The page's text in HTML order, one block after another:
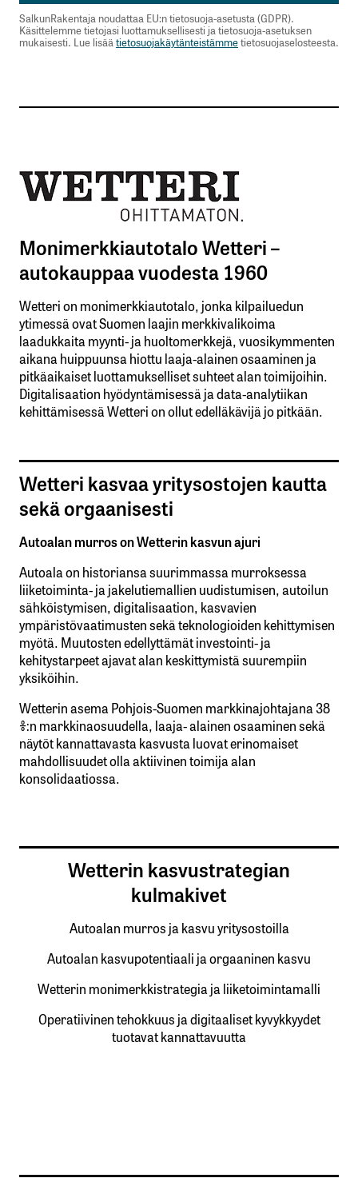
SalkunRakentaja noudattaa EU:n tietosuoja-asetusta (GDPR).
Käsittelemme tietojasi luottamuksellisesti ja tietosuoja-asetuksen
mukaisesti. Lue lisäätietosuojakäytänteistämmetietosuojaselosteesta.
Monimerkkiautotalo Wetteri –
autokauppaa vuodesta 1960
Wetteri on monimerkkiautotalo, jonka kilpailuedun
ytimessä ovat Suomen laajin merkkivalikoima
laadukkaita myynti- ja huoltomerkkejä, vuosikymmenten
aikana huippuunsa hiottu laaja-alainen osaaminen ja
pitkäaikaiset luottamukselliset suhteet alan toimijoihin.
Digitalisaation hyödyntämisessä ja data-analytiikan
kehittämisessä Wetteri on ollut edelläkävijä jo pitkään.
Wetteri kasvaa yritysostojen kautta
sekä orgaanisesti
Autoalan murros on Wetterin kasvun ajuri
Autoala on historiansa suurimmassa murroksessa
liiketoiminta- ja jakelutiemallien uudistumisen, autoilun
sähköistymisen, digitalisaation, kasvavien
ympäristövaatimusten sekä teknologioiden kehittymisen
myötä. Muutosten edellyttämät investointi- ja
kehitystarpeet ajavat alan keskittymistä suurempiin
yksiköihin.
Wetterin asema Pohjois-Suomen markkinajohtajana 38
%:n markkinaosuudella, laaja- alainen osaaminen sekä
näytöt kannattavasta kasvusta luovat erinomaiset
mahdollisuudet olla aktiivinen toimija alan
konsolidaatiossa.
Wetterin kasvustrategian
kulmakivet
Autoalan murros ja kasvu yritysostoilla
Autoalan kasvupotentiaali ja orgaaninen kasvu
Wetterin monimerkkistrategia ja liiketoimintamalli
Operatiivinen tehokkuus ja digitaaliset kyvykkyydet
tuotavat kannattavuutta